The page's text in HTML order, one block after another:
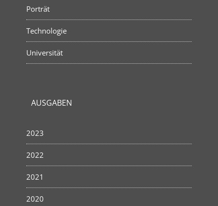
Porträt
Technologie
Universität
AUSGABEN
2023
2022
2021
2020